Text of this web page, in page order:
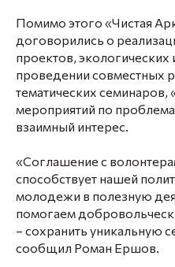
Помимо этого «Чистая
договорились о
проектов,
проведении совместных
тематических семинаров,
мероприятий по
взаимный интерес.
«Соглашение с
способствует нашей
молодежи в полезную
помогаем
– сохранить уникальную
сообщил Роман Ершов.